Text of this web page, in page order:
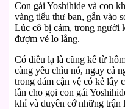
Con gái Yoshihide và con
vàng tiểu thư ban, gắn vào
Lúc cô bị cảm, trong người
đượm vẻ lo lắng.
Có điều lạ là cũng kể từ
càng yêu chìu nó, ngay cả
trong đám cận vệ có kẻ lấy
lần cho gọi con gái
khỉ và duyên cớ những trận